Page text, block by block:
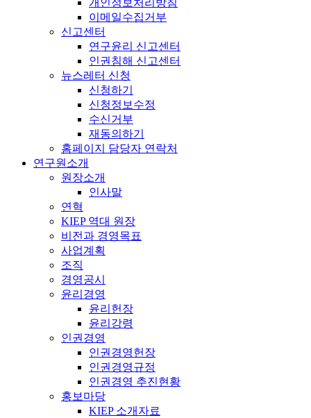
이메일수집거부
신고센터
연구윤리 신고센터
인권침해 신고센터
뉴스레터 신청
신청하기
신청정보수정
수신거부
재동의하기
홈페이지 담당자 연락처
연구원소개
원장소개
인사말
연혁
KIEP 역대 원장
비전과 경영목표
사업계획
조직
경영공시
윤리경영
윤리헌장
윤리강령
인권경영
인권경영헌장
인권경영규정
인권경영 추진현황
홍보마당
KIEP 소개자료